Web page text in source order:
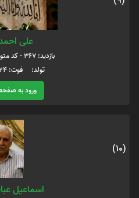
علی
بازدید: 367 - کد متوفی: 6082696
تولد: فوت: ۱۳۸۶/۱۲/۲۴
ورود به
(10)
اسماعیل